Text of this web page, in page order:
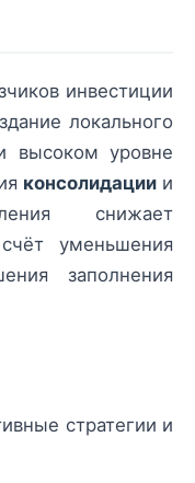
инвестиции
локального
высоком уровне
консолидациии
снижает
уменьшения
заполнения
стратегии и